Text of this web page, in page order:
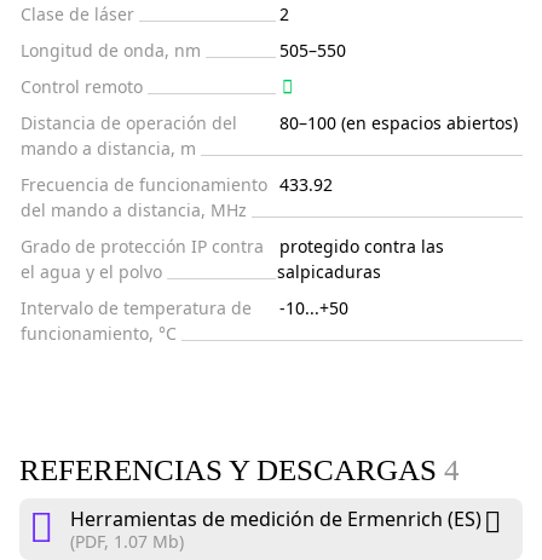
Clase de láser
2
Longitud de onda, nm
505–550
Control remoto
Distancia de operación del
mando a distancia, m
80–100 (en espacios abiertos)
Frecuencia de funcionamiento
del mando a distancia, MHz
433.92
Grado de protección IP contra
el agua y el polvo
protegido contra las
salpicaduras
Intervalo de temperatura de
funcionamiento, °C
-10...+50
REFERENCIAS Y DESCARGAS 4
Herramientas de medición de Ermenrich (ES)
(PDF, 1.07 Mb)